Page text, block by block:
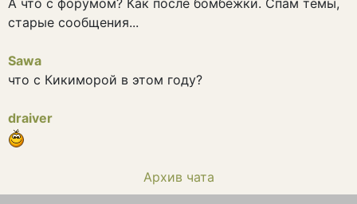
старые сообщения...
Sawa
что с Кикиморой в этом году?
draiver
Архив чата